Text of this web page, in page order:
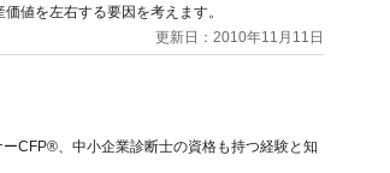
値を左右する要因を考えます。
更新日：2010年11月11日
CFP®、中小企業診断士の資格も持つ経験と知